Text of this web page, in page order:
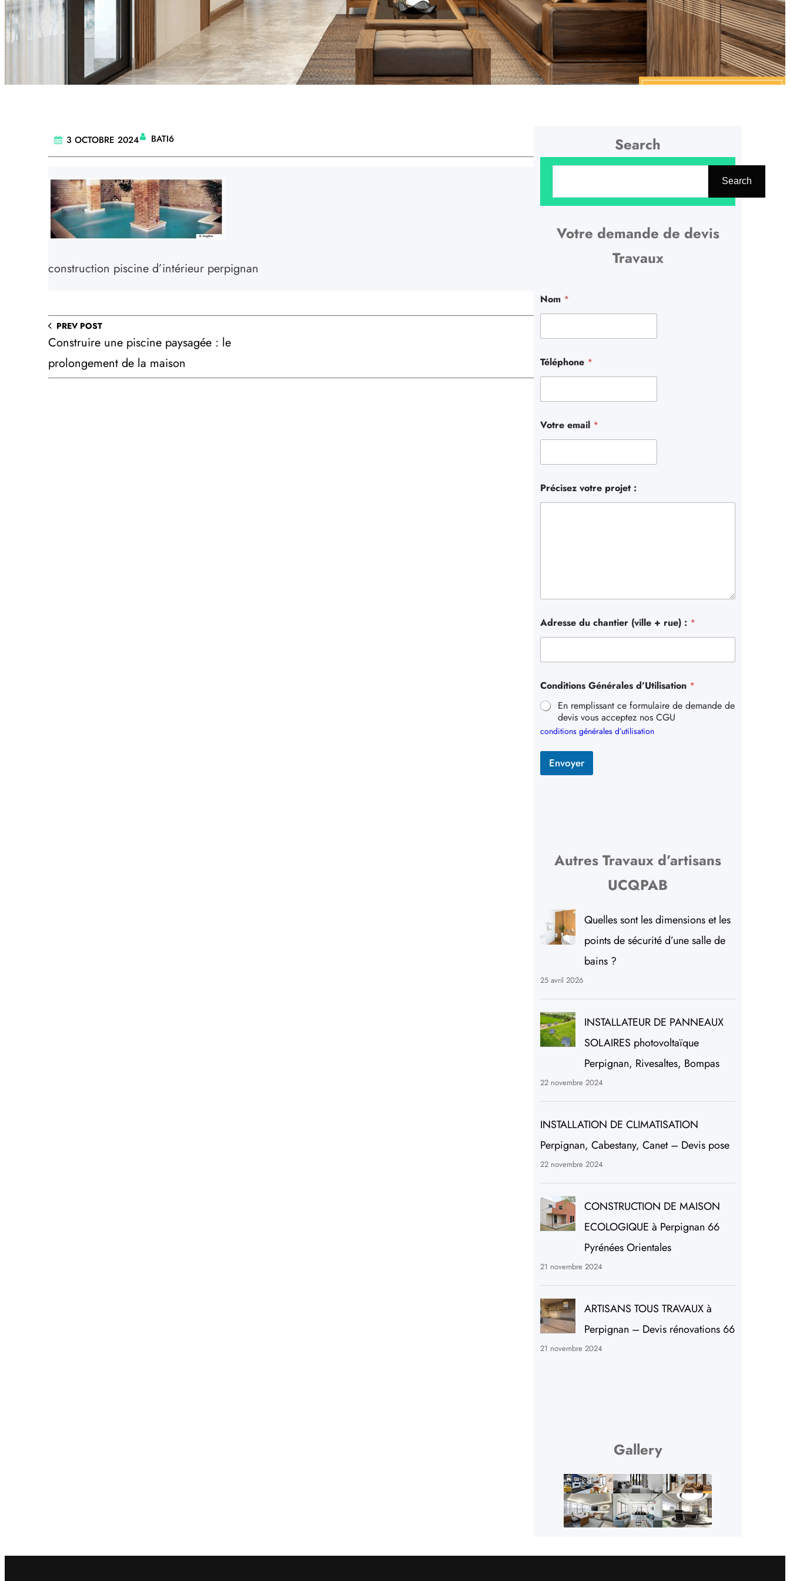
3 OCTOBRE 2024 BATI6
construction piscine d’intérieur perpignan
PREV POST
Construire une piscine paysagée : le
prolongement de la maison
Search
c
h
Search
Votre demande de devis
Travaux
Nom *
Téléphone *
Votre email *
Précisez votre projet :
Adresse du chantier (ville + rue) : *
Conditions Générales d’Utilisation *
En remplissant ce formulaire de demande de
devis vous acceptez nos CGU
conditions générales d’utilisation
Envoyer
Autres Travaux d’artisans
UCQPAB
Quelles sont les dimensions et les
points de sécurité d’une salle de
bains ?
25 avril 2026
INSTALLATEUR DE PANNEAUX
SOLAIRES photovoltaïque
Perpignan, Rivesaltes, Bompas
22 novembre 2024
INSTALLATION DE CLIMATISATION
Perpignan, Cabestany, Canet – Devis pose
22 novembre 2024
CONSTRUCTION DE MAISON
ECOLOGIQUE à Perpignan 66
Pyrénées Orientales
21 novembre 2024
ARTISANS TOUS TRAVAUX à
Perpignan – Devis rénovations 66
21 novembre 2024
Gallery